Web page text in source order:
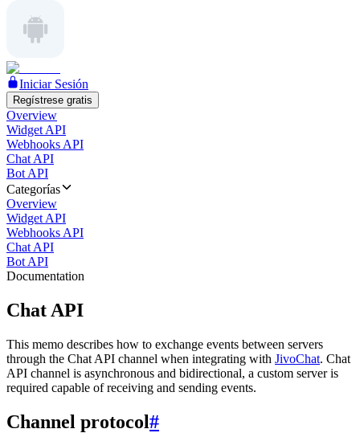
Iniciar Sesión
Regístrese gratis
Overview
Widget API
Webhooks API
Chat API
Bot API
Categorías
Overview
Widget API
Webhooks API
Chat API
Bot API
Documentation
Chat API
This memo describes how to exchange events between servers
through the Chat API channel when integrating with JivoChat. Chat
API channel is asynchronous and bidirectional, a custom server is
required capable of receiving and sending events.
Channel protocol#